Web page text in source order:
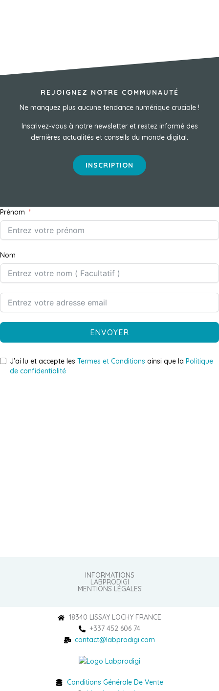
REJOIGNEZ NOTRE COMMUNAUTÉ
Ne manquez plus aucune tendance numérique cruciale !
Inscrivez-vous à notre newsletter et restez informé des
dernières actualités et conseils du monde digital.
INSCRIPTION
Prénom
Nom
ENVOYER
J'ai lu et accepte les Termes et Conditions ainsi que la Politique
de confidentialité
INFORMATIONS
LABPRODIGI
MENTIONS LÉGALES
18340 LISSAY LOCHY FRANCE
+337 452 606 74
contact@labprodigi.com
Conditions Générale De Vente